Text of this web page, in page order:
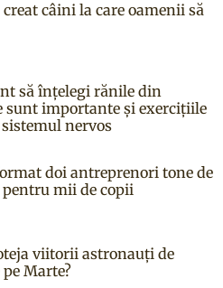
câini la care oamenii să
să înțelegi rănile din
sunt importante și exercițiile
nervos
doi antreprenori tone de
mii de copii
viitorii astronauți de
Marte?